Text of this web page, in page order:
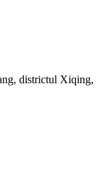
districtul Xiqing,